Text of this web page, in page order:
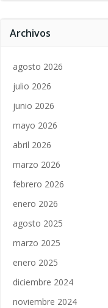
Archivos
agosto 2026
julio 2026
junio 2026
mayo 2026
abril 2026
marzo 2026
febrero 2026
enero 2026
agosto 2025
marzo 2025
enero 2025
diciembre 2024
noviembre 2024